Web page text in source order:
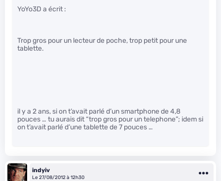
YoYo3D a écrit :
Trop gros pour un lecteur de poche, trop petit pour une
tablette.
il y a 2 ans, si on t’avait parlé d’un smartphone de 4,8
pouces … tu aurais dit “trop gros pour un telephone”; idem si
on t’avait parlé d’une tablette de 7 pouces …
indyiv
Le 27/08/2012 à 12h30